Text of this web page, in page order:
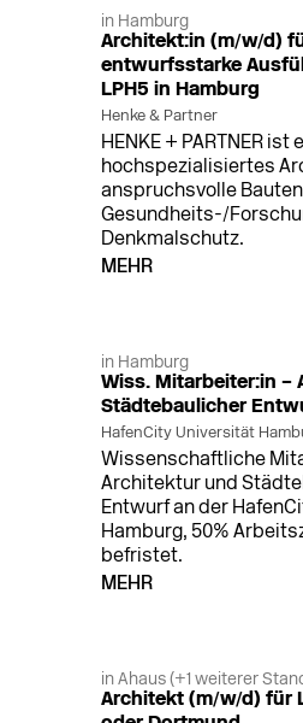
in Hamburg
Architekt:in (m/w/d)
entwurfsstarke
LPH5 in Hamburg
Henke & Partner
HENKE + PARTNER ist
hochspezialisiertes
anspruchsvolle
Gesundheits-/
Denkmalschutz.
MEHR
in Hamburg
Wiss. Mitarbeiter:in –
Städtebaulicher
HafenCity Universität
Wissenschaftliche
Architektur und
Entwurf an der
Hamburg, 50%
befristet.
MEHR
in Ahaus (+1 weiterer
Architekt (m/w/d) für